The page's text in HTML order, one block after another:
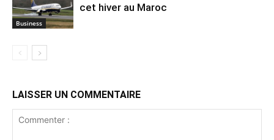
Business
cet hiver au Maroc
LAISSER UN COMMENTAIRE